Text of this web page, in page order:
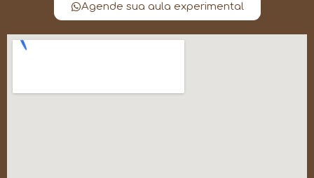
Agende sua aula experimental